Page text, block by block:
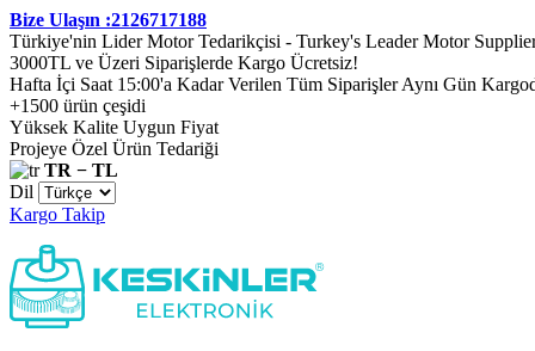
Bize Ulaşın :2126717188
Türkiye'nin Lider Motor Tedarikçisi - Turkey's Leader Motor
3000TL ve Üzeri Siparişlerde Kargo Ücretsiz!
Hafta İçi Saat 15:00'a Kadar Verilen Tüm Siparişler Aynı Gün
+1500 ürün çeşidi
Yüksek Kalite Uygun Fiyat
Projeye Özel Ürün Tedariği
TR − TL
Dil
Kargo Takip